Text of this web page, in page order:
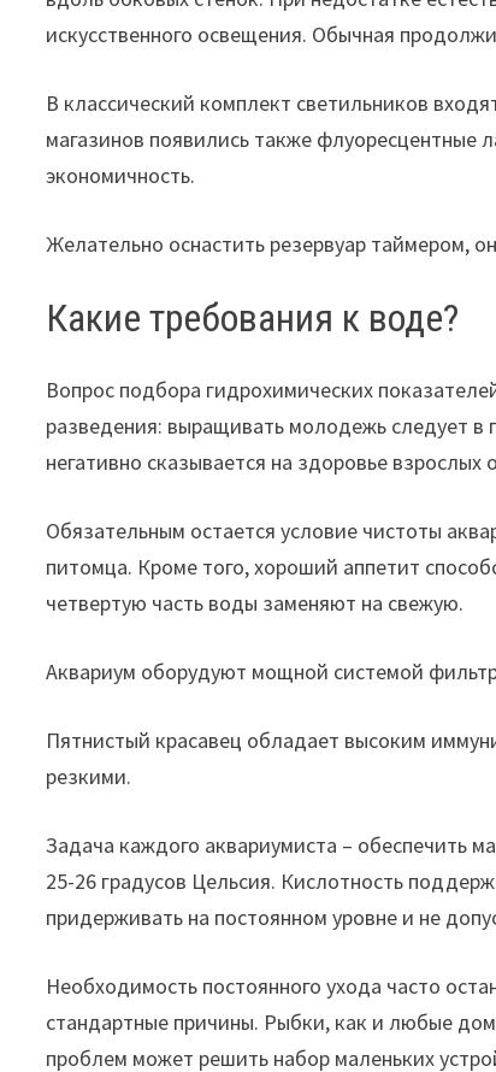
искусственного освещения. Обычная
В классический комплект светильников
магазинов появились также флуоресцентные
экономичность.
Желательно оснастить резервуар таймером,
Какие требования к воде?
Вопрос подбора гидрохимических
разведения: выращивать молодежь следует в
негативно сказывается на здоровье
Обязательным остается условие чистоты
питомца. Кроме того, хороший аппетит
четвертую часть воды заменяют на свежую.
Аквариум оборудуют мощной системой
Пятнистый красавец обладает высоким
резкими.
Задача каждого аквариумиста – обеспечить
25-26 градусов Цельсия. Кислотность
придерживать на постоянном уровне и не
Необходимость постоянного ухода часто
стандартные причины. Рыбки, как и любые
проблем может решить набор маленьких